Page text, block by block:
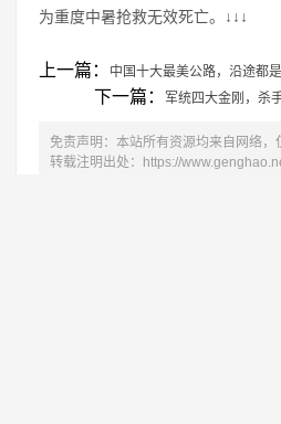
为重度中暑抢救无效死亡。↓↓↓
上一篇： 中国十大最美公路，沿途都
下一篇： 军统四大金刚，杀
免责声明：本站所有资源均来自网络，
转载注明出处：
https://